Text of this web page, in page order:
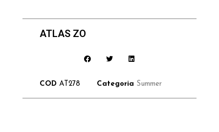
ATLAS ZO
COD AT278 Categoria Summer